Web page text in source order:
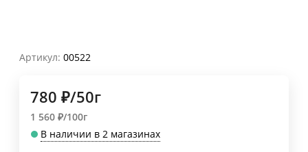
Артикул: 00522
780 ₽/50г
1 560 ₽/100г
В наличии в 2 магазинах